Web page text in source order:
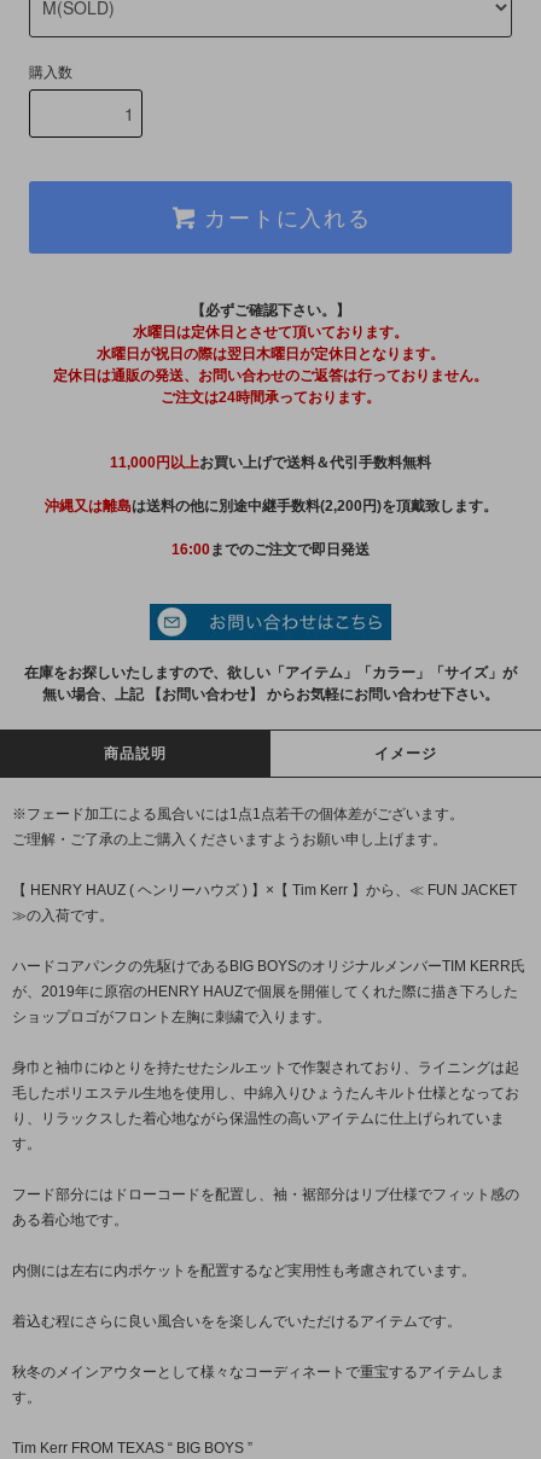
購入数
カートに入れる
【必ずご確認下さい。】
水曜日は定休日とさせて頂いております。
水曜日が祝日の際は翌日木曜日が定休日となります。
定休日は通販の発送、お問い合わせのご返答は行っておりません。
ご注文は24時間承っております。
11,000円以上お買い上げで送料＆代引手数料無料
沖縄又は離島は送料の他に別途中継手数料(2,200円)を頂戴致します。
16:00までのご注文で即日発送
在庫をお探しいたしますので、欲しい「アイテム」「カラー」「サイズ」が
無い場合、上記 【お問い合わせ】 からお気軽にお問い合わせ下さい。
商品説明 イメージ
※フェード加工による風合いには1点1点若干の個体差がございます。
ご理解・ご了承の上ご購入くださいますようお願い申し上げます。
【 HENRY HAUZ ( ヘンリーハウズ ) 】×【 Tim Kerr 】から、≪ FUN JACKET
≫の入荷です。
ハードコアパンクの先駆けであるBIG BOYSのオリジナルメンバーTIM KERR氏
が、2019年に原宿のHENRY HAUZで個展を開催してくれた際に描き下ろした
ショップロゴがフロント左胸に刺繍で入ります。
身巾と袖巾にゆとりを持たせたシルエットで作製されており、ライニングは起
毛したポリエステル生地を使用し、中綿入りひょうたんキルト仕様となってお
り、リラックスした着心地ながら保温性の高いアイテムに仕上げられていま
す。
フード部分にはドローコードを配置し、袖・裾部分はリブ仕様でフィット感の
ある着心地です。
内側には左右に内ポケットを配置するなど実用性も考慮されています。
着込む程にさらに良い風合いをを楽しんでいただけるアイテムです。
秋冬のメインアウターとして様々なコーディネートで重宝するアイテムしま
す。
Tim Kerr FROM TEXAS “ BIG BOYS ”